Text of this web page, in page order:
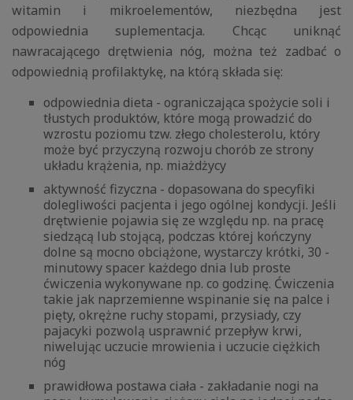
witamin i mikroelementów, niezbędna jest
odpowiednia suplementacja. Chcąc uniknąć
nawracającego drętwienia nóg, można też zadbać o
odpowiednią profilaktykę, na którą składa się:
odpowiednia dieta - ograniczająca spożycie soli i
tłustych produktów, które mogą prowadzić do
wzrostu poziomu tzw. złego cholesterolu, który
może być przyczyną rozwoju chorób ze strony
układu krążenia, np. miażdżycy
aktywność fizyczna - dopasowana do specyfiki
dolegliwości pacjenta i jego ogólnej kondycji. Jeśli
drętwienie pojawia się ze względu np. na pracę
siedzącą lub stojącą, podczas której kończyny
dolne są mocno obciążone, wystarczy krótki, 30 -
minutowy spacer każdego dnia lub proste
ćwiczenia wykonywane np. co godzinę. Ćwiczenia
takie jak naprzemienne wspinanie się na palce i
pięty, okrężne ruchy stopami, przysiady, czy
pajacyki pozwolą usprawnić przepływ krwi,
niwelując uczucie mrowienia i uczucie ciężkich
nóg
prawidłowa postawa ciała - zakładanie nogi na